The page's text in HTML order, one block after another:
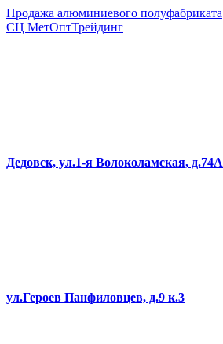
Продажа алюминиевого полуфабриката
СЦ МетОптТрейдинг
Дедовск, ул.1-я Волоколамская, д.74А
ул.Героев Панфиловцев, д.9 к.3